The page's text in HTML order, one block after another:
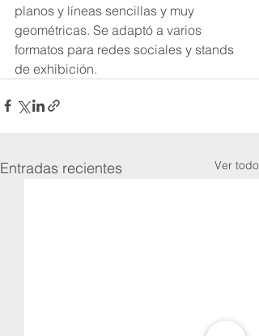
planos y líneas sencillas y muy
geométricas. Se adaptó a varios
formatos para redes sociales y stands
de exhibición.
Entradas recientes Ver todo